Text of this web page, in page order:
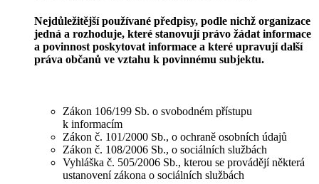
Nejdůležitější používané předpisy, podle nichž organizace
jedná a rozhoduje, které stanovují právo žádat informace
a povinnost poskytovat informace a které upravují další
práva občanů ve vztahu k povinnému subjektu.
Zákon 106/199 Sb. o svobodném přístupu
k informacím
Zákon č. 101/2000 Sb., o ochraně osobních údajů
Zákon č. 108/2006 Sb., o sociálních službách
Vyhláška č. 505/2006 Sb., kterou se provádějí některá
ustanovení zákona o sociálních službách